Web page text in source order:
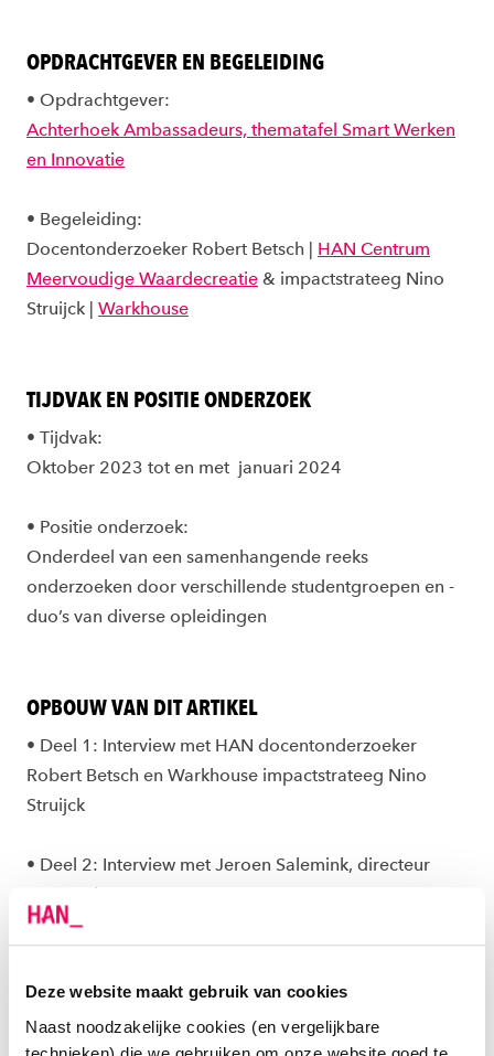
Deze website maakt gebruik van cookies
Naast noodzakelijke cookies (en vergelijkbare
OPDRACHTGEVER EN BEGELEIDING
• Opdrachtgever:
Achterhoek Ambassadeurs, thematafel Smart Werken
en Innovatie
• Begeleiding:
Docentonderzoeker Robert Betsch | HAN Centrum
Meervoudige Waardecreatie & impactstrateeg Nino
Struijck | Warkhouse
TIJDVAK EN POSITIE ONDERZOEK
• Tijdvak:
Oktober 2023 tot en met januari 2024
• Positie onderzoek:
Onderdeel van een samenhangende reeks
onderzoeken door verschillende studentgroepen en -
duo’s van diverse opleidingen
OPBOUW VAN DIT ARTIKEL
• Deel 1: Interview met HAN docentonderzoeker
Robert Betsch en Warkhouse impactstrateeg Nino
Struijck
• Deel 2: Interview met Jeroen Salemink, directeur
Iconica
Molhoek, studenten minor Circulaire Economie